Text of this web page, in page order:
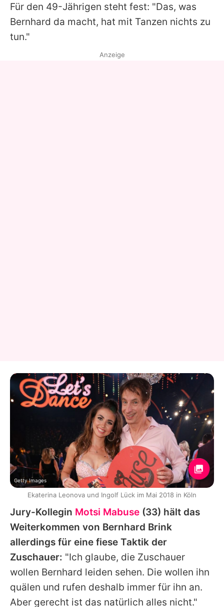
Für den 49-Jährigen steht fest: "Das, was
Bernhard da macht, hat mit Tanzen nichts zu
tun."
Jury-Kollegin Motsi Mabuse (33) hält das
Weiterkommen von Bernhard Brink
allerdings für eine fiese Taktik der
Zuschauer: "Ich glaube, die Zuschauer
wollen Bernhard leiden sehen. Die wollen ihn
quälen und rufen deshalb immer für ihn an.
Aber gerecht ist das natürlich alles nicht."
Anzeige
Getty Images
Ekaterina Leonova und Ingolf Lück im Mai 2018 in Köln